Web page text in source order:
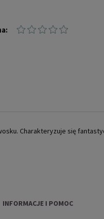
Charakteryzuje się
INFORMACJE I POMOC